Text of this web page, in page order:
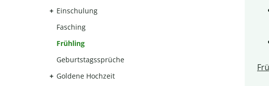
Einschulung
Fasching
Frühling
Geburtstagssprüche
Goldene Hochzeit